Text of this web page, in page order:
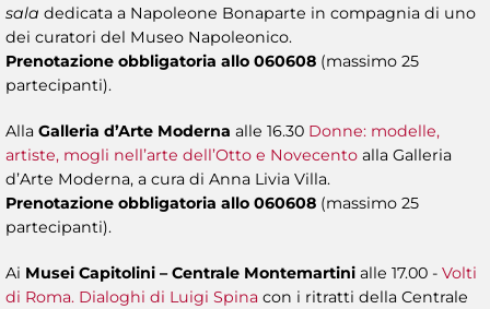
sala dedicata a Napoleone Bonaparte in compagnia di uno
dei curatori del Museo Napoleonico.
Prenotazione obbligatoria allo 060608 (massimo 25
partecipanti).
Alla Galleria d’Arte Moderna alle 16.30 Donne: modelle,
artiste, mogli nell’arte dell’Otto e Novecento alla Galleria
d’Arte Moderna, a cura di Anna Livia Villa.
Prenotazione obbligatoria allo 060608 (massimo 25
partecipanti).
Ai Musei Capitolini – Centrale Montemartini alle 17.00 - Volti
di Roma. Dialoghi di Luigi Spina con i ritratti della Centrale